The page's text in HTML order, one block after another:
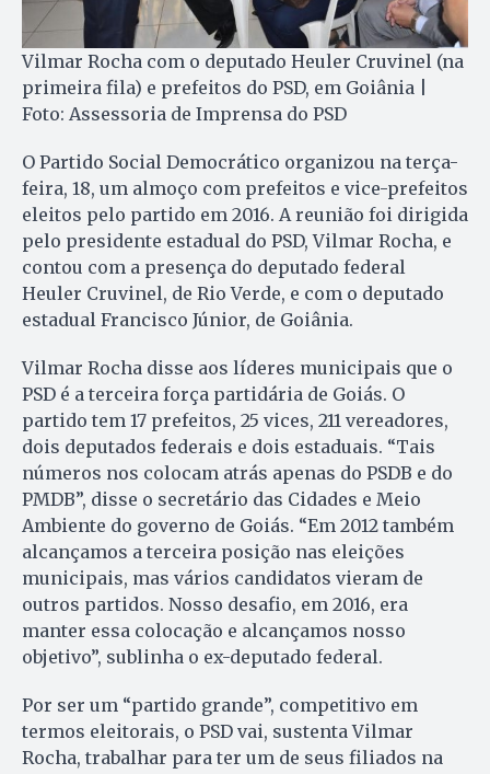
Vilmar Rocha com o deputado Heuler Cruvinel (na
primeira fila) e prefeitos do PSD, em Goiânia |
Foto: Assessoria de Imprensa do PSD
O Partido Social Democrático organizou na terça-
feira, 18, um almoço com prefeitos e vice-prefeitos
eleitos pelo partido em 2016. A reunião foi dirigida
pelo presidente estadual do PSD, Vilmar Rocha, e
contou com a presença do deputado federal
Heuler Cruvinel, de Rio Verde, e com o deputado
estadual Francisco Júnior, de Goiânia.
Vilmar Rocha disse aos líderes municipais que o
PSD é a terceira força partidária de Goiás. O
partido tem 17 prefeitos, 25 vices, 211 vereadores,
dois deputados federais e dois estaduais. “Tais
números nos colocam atrás apenas do PSDB e do
PMDB”, disse o secretário das Cidades e Meio
Ambiente do governo de Goiás. “Em 2012 também
alcançamos a terceira posição nas eleições
municipais, mas vários candidatos vieram de
outros partidos. Nosso desafio, em 2016, era
manter essa colocação e alcançamos nosso
objetivo”, sublinha o ex-deputado federal.
Por ser um “partido grande”, competitivo em
termos eleitorais, o PSD vai, sustenta Vilmar
Rocha, trabalhar para ter um de seus filiados na